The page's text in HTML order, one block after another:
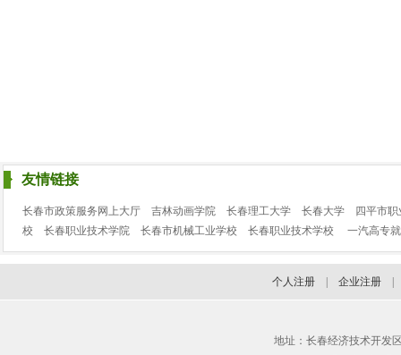
友情链接
长春市政策服务网上大厅 吉林动画学院 长春理工大学 长春大学
四平市
校
长春职业技术学院 长春市机械工业学校 长春职业技术学校 一汽高专
个人注册 企业注册
地址：长春经济技术开发